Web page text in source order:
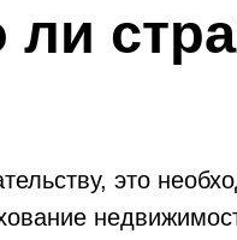
это